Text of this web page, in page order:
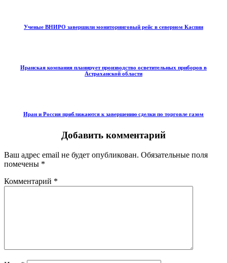
Ученые ВНИРО завершили мониторинговый рейс в северном Каспии
Иранская компания планирует производство осветительных приборов в
Астраханской области
Иран и Россия приближаются к завершению сделки по торговле газом
Добавить комментарий
Ваш адрес email не будет опубликован. Обязательные поля
помечены *
Комментарий *